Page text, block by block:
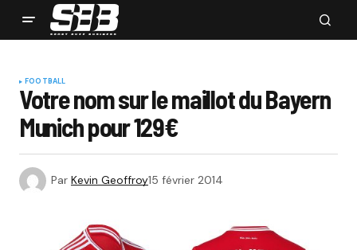
FOOTBALL
Votre nom sur le maillot du Bayern
Munich pour 129€
Par Kevin Geoffroy15 février 2014